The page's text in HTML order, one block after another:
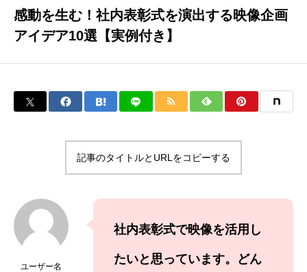
当社について
お問い合わせ
トップページ
ブログ
感動を生む！社内表彰式を演出する映像企画
アイデア10選【実例付き】
記事のタイトルとURLをコピーする
ユーザー名
社内表彰式で映像を活用し
たいと思っています。どん